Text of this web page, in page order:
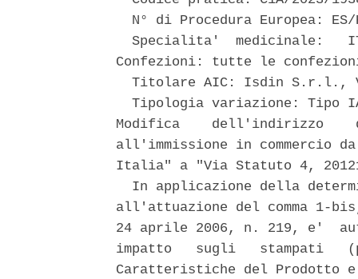
N° di Procedura Europea:
Specialita'  medicinale:
Confezioni: tutte le
Titolare AIC: Isdin
Tipologia variazione: Tipo
Modifica    dell'indirizzo
all'immissione in commercio
Italia" a "Via Statuto 4,
In applicazione della
all'attuazione del comma 1-
24 aprile 2006, n. 219, e'
impatto   sugli   stampati
Caratteristiche del Prodotto